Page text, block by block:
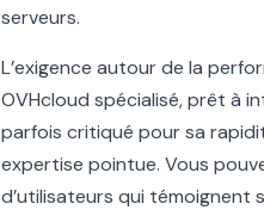
serveurs.
L’exigence autour de la
OVHcloud spécialisé, prêt à
parfois critiqué pour sa
expertise pointue. Vous
d’utilisateurs qui